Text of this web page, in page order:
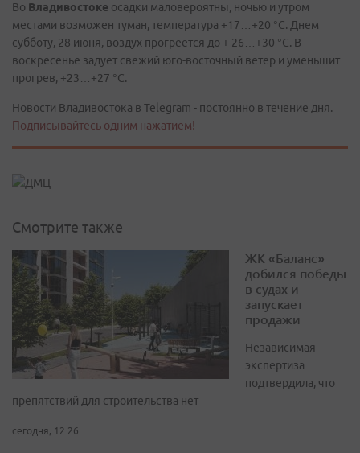
Во Владивостоке осадки маловероятны, ночью и утром
местами возможен туман, температура +17…+20 °С. Днем
субботу, 28 июня, воздух прогреется до + 26…+30 °С. В
воскресенье задует свежий юго-восточный ветер и уменьшит
прогрев, +23…+27 °С.
Новости Владивостока в Telegram - постоянно в течение дня.
Подписывайтесь одним нажатием!
Смотрите также
ЖК «Баланс»
добился победы
в судах и
запускает
продажи
Независимая
экспертиза
подтвердила, что
препятствий для строительства нет
сегодня, 12:26